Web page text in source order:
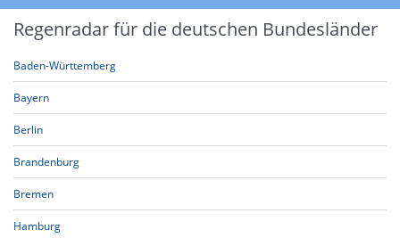
Regenradar für die deutschen Bundesländer
Baden-Württemberg
Bayern
Berlin
Brandenburg
Bremen
Hamburg